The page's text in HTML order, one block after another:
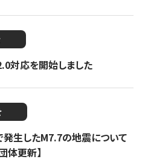
対応を開始しました
発生したM7.7の地震について
体更新】